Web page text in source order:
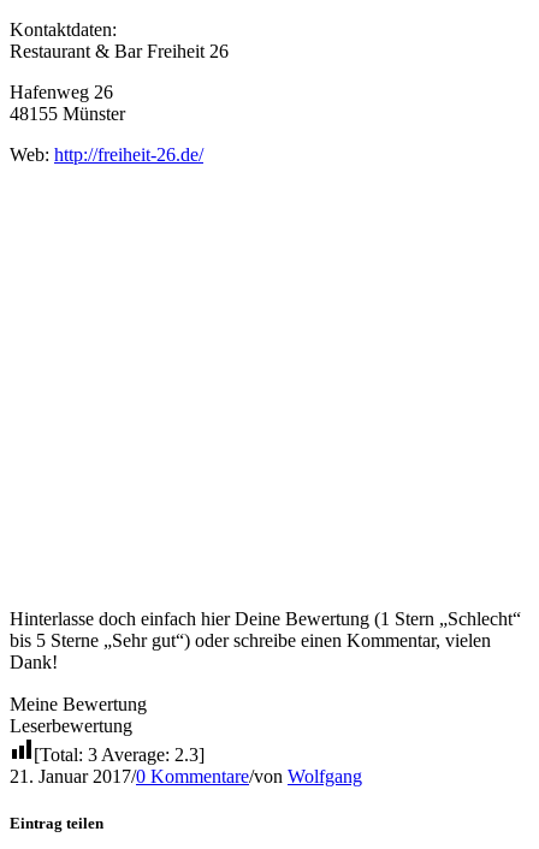
Kontaktdaten:
Restaurant & Bar Freiheit 26
Hafenweg 26
48155 Münster
Web: http://freiheit-26.de/
Hinterlasse doch einfach hier Deine Bewertung (1 Stern „Schlecht“
bis 5 Sterne „Sehr gut“) oder schreibe einen Kommentar, vielen
Dank!
Meine Bewertung
Leserbewertung
[Total: 3 Average: 2.3]
21. Januar 2017/0 Kommentare/von Wolfgang
Eintrag teilen